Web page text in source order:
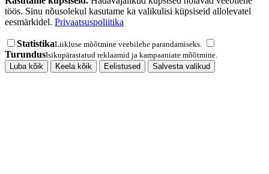
töös. Sinu nõusolekul kasutame ka valikulisi küpsiseid allolevatel
eesmärkidel. Privaatsuspoliitika
StatistikaLiikluse mõõtmine veebilehe parandamiseks.
TurundusIsikupärastatud reklaamid ja kampaaniate mõõtmine.
Luba kõik
Keela kõik Eelistused Salvesta valikud